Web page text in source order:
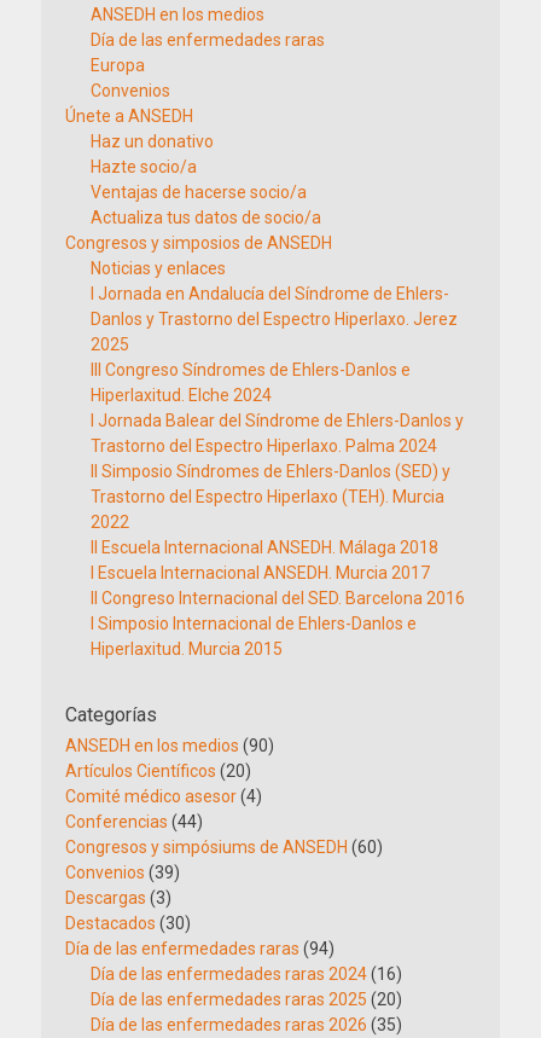
ANSEDH en los medios
Día de las enfermedades raras
Europa
Convenios
Únete a ANSEDH
Haz un donativo
Hazte socio/a
Ventajas de hacerse socio/a
Actualiza tus datos de socio/a
Congresos y simposios de ANSEDH
Noticias y enlaces
I Jornada en Andalucía del Síndrome de Ehlers-
Danlos y Trastorno del Espectro Hiperlaxo. Jerez
2025
III Congreso Síndromes de Ehlers-Danlos e
Hiperlaxitud. Elche 2024
I Jornada Balear del Síndrome de Ehlers-Danlos y
Trastorno del Espectro Hiperlaxo. Palma 2024
II Simposio Síndromes de Ehlers-Danlos (SED) y
Trastorno del Espectro Hiperlaxo (TEH). Murcia
2022
II Escuela Internacional ANSEDH. Málaga 2018
I Escuela Internacional ANSEDH. Murcia 2017
II Congreso Internacional del SED. Barcelona 2016
I Simposio Internacional de Ehlers-Danlos e
Hiperlaxitud. Murcia 2015
Categorías
ANSEDH en los medios (90)
Artículos Científicos (20)
Comité médico asesor(4)
Conferencias (44)
Congresos y simpósiums de ANSEDH (60)
Convenios (39)
Descargas (3)
Destacados (30)
Día de las enfermedades raras (94)
Día de las enfermedades raras 2024(16)
Día de las enfermedades raras 2025 (20)
Día de las enfermedades raras 2026 (35)